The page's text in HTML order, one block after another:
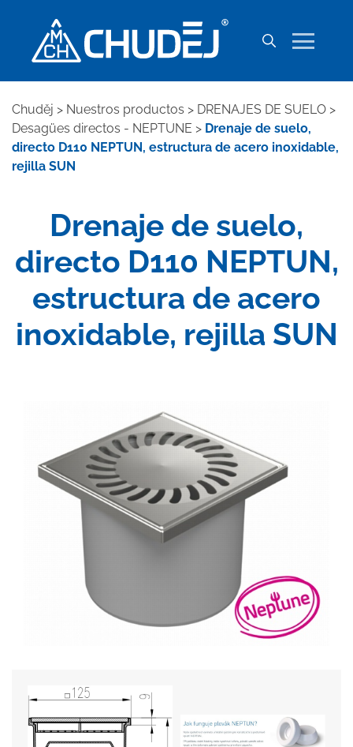
Chuděj > Nuestros productos > DRENAJES DE SUELO >
Desagües directos - NEPTUNE > Drenaje de suelo,
directo D110 NEPTUN, estructura de acero inoxidable,
rejilla SUN
Drenaje de suelo,
directo D110 NEPTUN,
estructura de acero
inoxidable, rejilla SUN